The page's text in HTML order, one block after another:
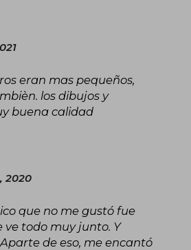
eran mas pequeños,
los dibujos y
buena calidad
2020
que no me gustó fue
ve todo muy junto. Y
de eso, me encantó